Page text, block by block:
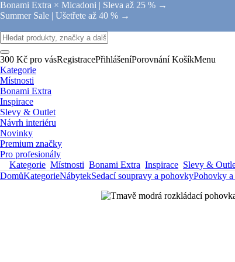
Bonami Extra × Micadoni | Sleva až 25 % →
Summer Sale | Ušetřete až 40 % →
300 Kč pro vásRegistracePřihlášeníPorovnání KošíkMenu
Kategorie
Místnosti
Bonami Extra
Inspirace
Slevy & Outlet
Návrh interiéru
Novinky
Premium značky
Pro profesionály
Kategorie Místnosti Bonami Extra Inspirace Slevy &
DomůKategorieNábytekSedací soupravy a pohovkyPohovky a